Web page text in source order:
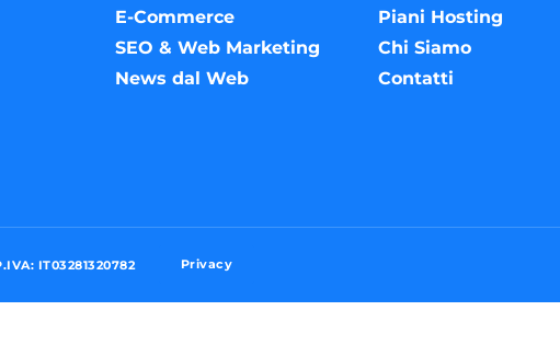
E-Commerce
SEO & Web Marketing
News dal Web
Piani Hosting
Chi Siamo
Contatti
IT03281320782 Privacy